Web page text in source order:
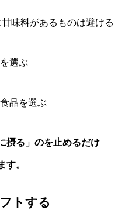
甘味料があるものは避ける
選ぶ
品を選ぶ
摂る」のを止めるだけ
す。
トする